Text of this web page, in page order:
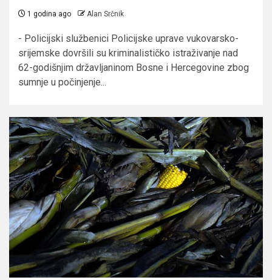
1 godina ago Alan Srčnik
- Policijski službenici Policijske uprave vukovarsko-
srijemske dovršili su kriminalističko istraživanje nad
62-godišnjim državljaninom Bosne i Hercegovine zbog
sumnje u počinjenje...